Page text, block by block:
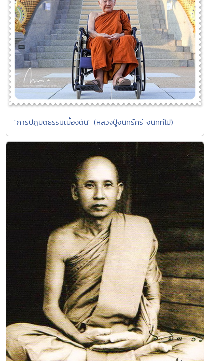
"การปฏิบัติธรรมเบื้องต้น" (หลวงปู่จันทร์ศรี จันททีโป)